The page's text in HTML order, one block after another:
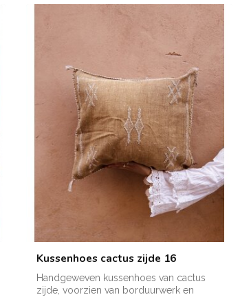
Kussenhoes cactus zijde 16
Handgeweven kussenhoes van cactus
zijde, voorzien van borduurwerk en